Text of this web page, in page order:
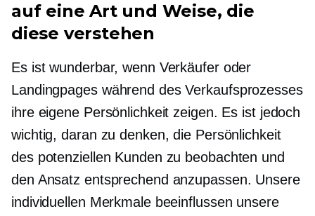
auf eine Art und Weise, die
diese verstehen
Es ist wunderbar, wenn Verkäufer oder
Landingpages während des Verkaufsprozesses
ihre eigene Persönlichkeit zeigen. Es ist jedoch
wichtig, daran zu denken, die Persönlichkeit
des potenziellen Kunden zu beobachten und
den Ansatz entsprechend anzupassen. Unsere
individuellen Merkmale beeinflussen unsere